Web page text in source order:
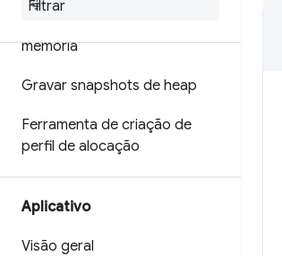
memória
Gravar snapshots de heap
Ferramenta de criação de
perfil de alocação
Aplicativo
Visão geral